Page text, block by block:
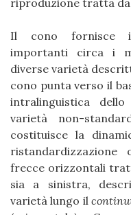
riproduzione tratta da
Il cono fornisce
importanti circa i
diverse varietà
cono punta verso il
intralinguistica
varietà non-
costituisce la
frecce orizzontali
sia a sinistra,
varietà lungo il